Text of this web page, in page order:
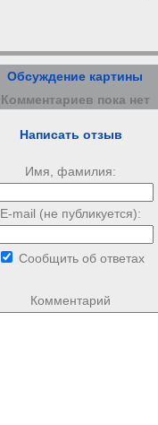
Обсуждение картины
Комментариев пока нет
Написать отзыв
Имя, фамилия:
E-mail (не публикуется):
Сообщить об ответах
Комментарий